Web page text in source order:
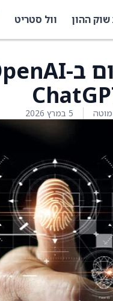
ההון וול סטריט
5 במרץ 2026